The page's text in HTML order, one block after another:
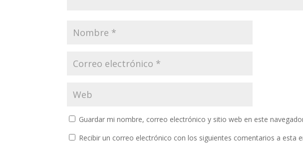
Guardar mi nombre, correo electrónico y sitio web en este
Recibir un correo electrónico con los siguientes comentarios a esta